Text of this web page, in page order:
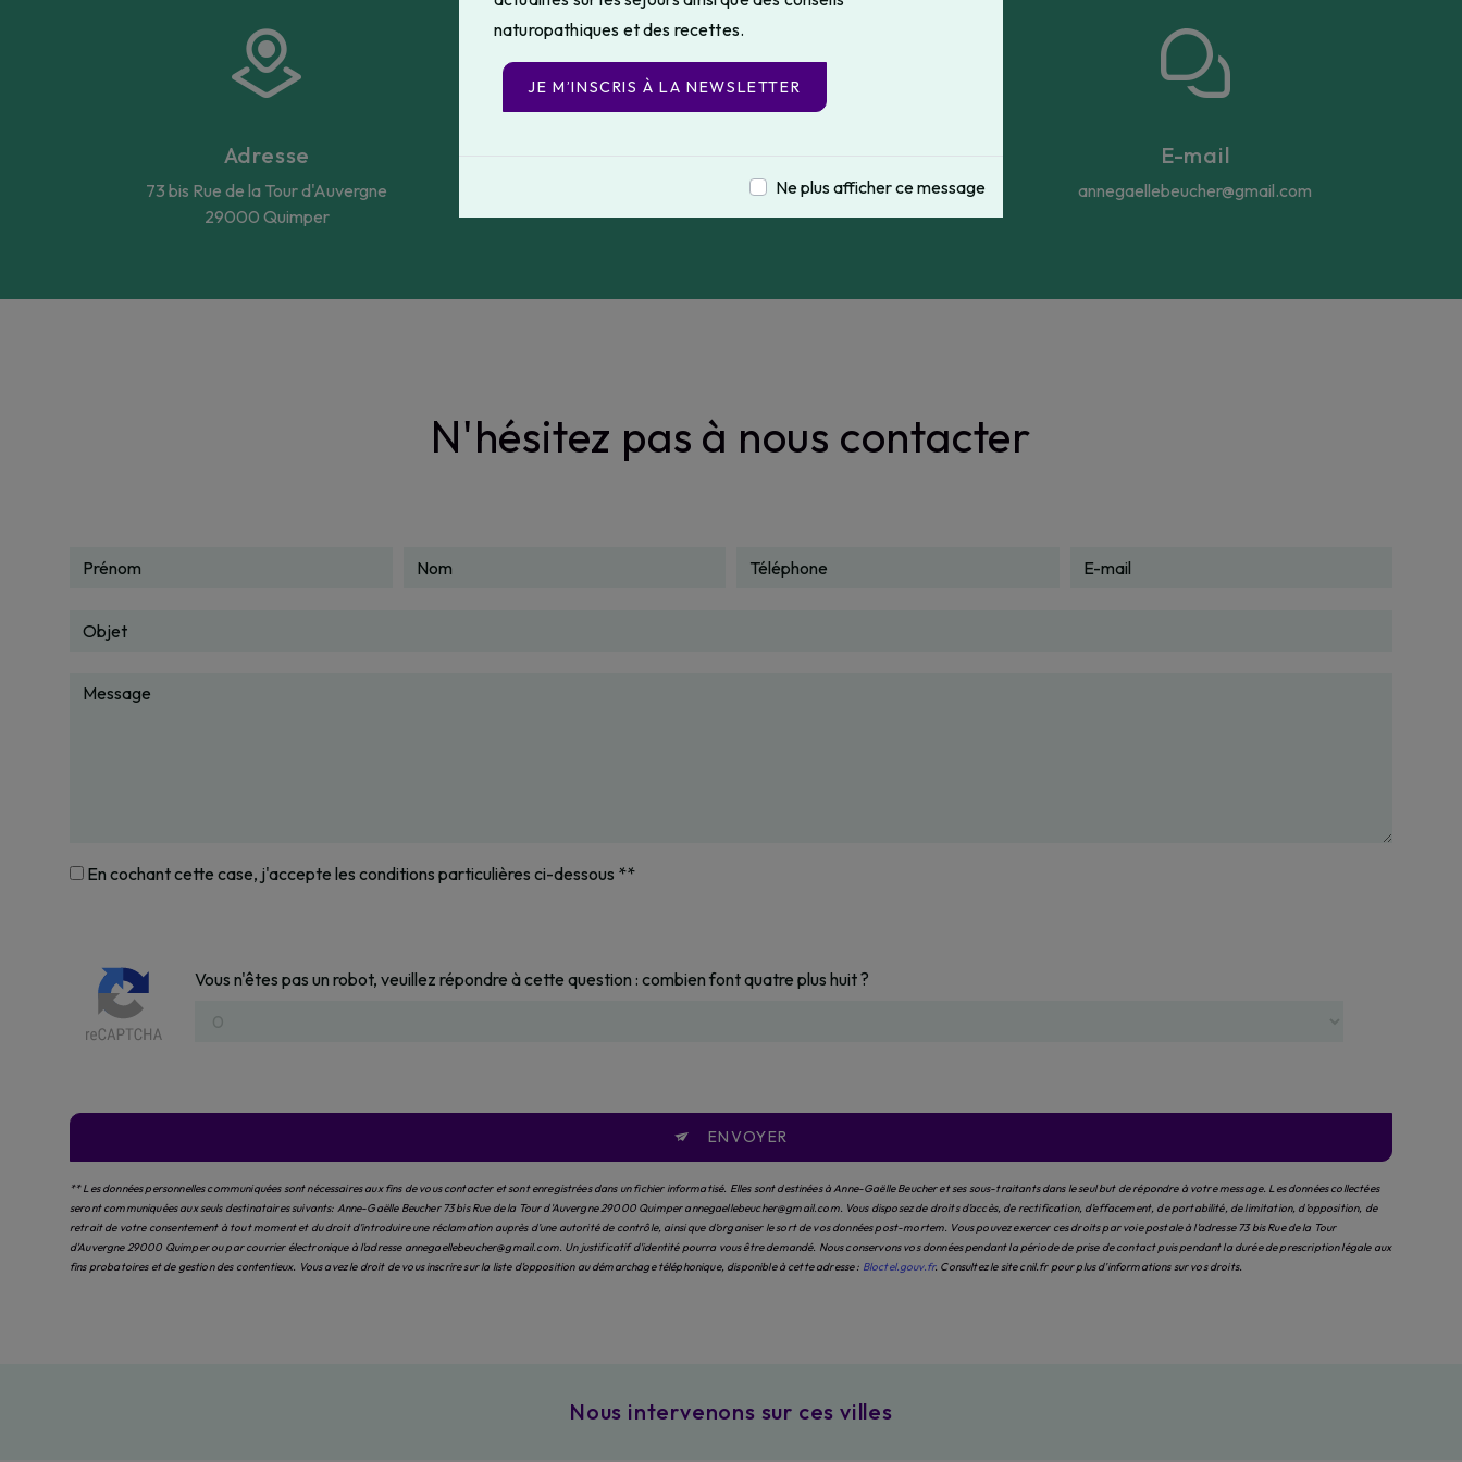
naturopathiques et des recettes.
JE M’INSCRIS À LA NEWSLETTER
Ne plus afficher ce message
Adresse
73 bis Rue de la Tour d'Auvergne
29000 Quimper
06 95 95 86 13
E-mail
annegaellebeucher@gmail.com
N'hésitez pas à nous contacter
En cochant cette case, j'accepte les conditions particulières ci-dessous **
Vous n'êtes pas un robot, veuillez répondre à cette question : combien font quatre plus huit ?
ENVOYER
** Les données personnelles communiquées sont nécessaires aux fins de vous contacter et sont enregistrées dans un fichier informatisé. Elles sont destinées à Anne-Gaëlle Beucher et ses sous-traitants dans le seul but de répondre à votre message. Les données collectées
seront communiquées aux seuls destinataires suivants: Anne-Gaëlle Beucher 73 bis Rue de la Tour d'Auvergne 29000 Quimper annegaellebeucher@gmail.com. Vous disposez de droits d’accès, de rectification, d’effacement, de portabilité, de limitation, d’opposition, de
retrait de votre consentement à tout moment et du droit d’introduire une réclamation auprès d’une autorité de contrôle, ainsi que d’organiser le sort de vos données post-mortem. Vous pouvez exercer ces droits par voie postale à l'adresse 73 bis Rue de la Tour
d'Auvergne 29000 Quimper ou par courrier électronique à l'adresse annegaellebeucher@gmail.com. Un justificatif d'identité pourra vous être demandé. Nous conservons vos données pendant la période de prise de contact puis pendant la durée de prescription légale aux
fins probatoires et de gestion des contentieux. Vous avez le droit de vous inscrire sur la liste d'opposition au démarchage téléphonique, disponible à cette adresse : Bloctel.gouv.fr. Consultez le site cnil.fr pour plus d’informations sur vos droits.
Nous intervenons sur ces villes